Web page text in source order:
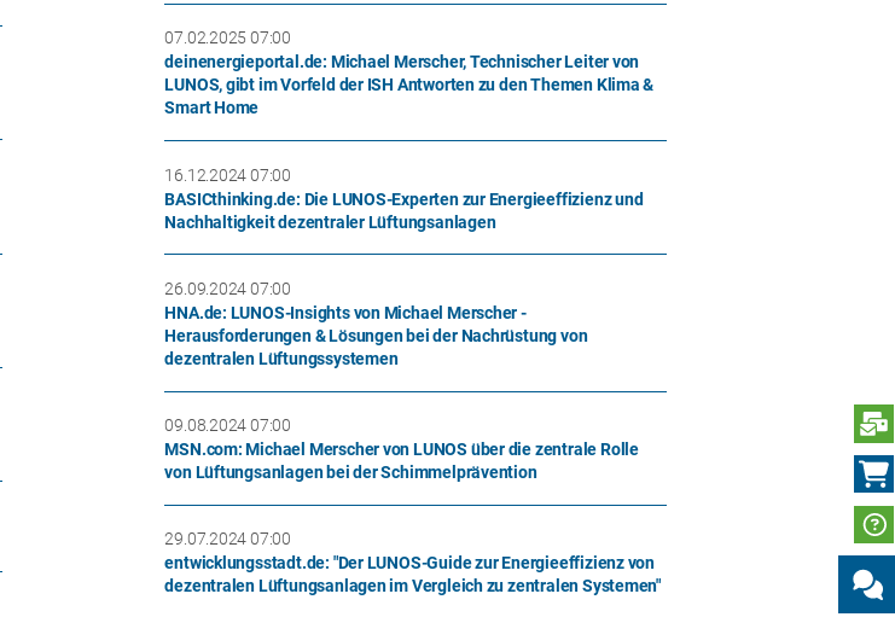
07.02.2025 07:00
deinenergieportal.de: Michael Merscher, Technischer Leiter von
LUNOS, gibt im Vorfeld der ISH Antworten zu den Themen Klima &
Smart Home
16.12.2024 07:00
BASICthinking.de: Die LUNOS-Experten zur Energieeffizienz und
Nachhaltigkeit dezentraler Lüftungsanlagen
26.09.2024 07:00
HNA.de: LUNOS-Insights von Michael Merscher -
Herausforderungen & Lösungen bei der Nachrüstung von
dezentralen Lüftungssystemen
09.08.2024 07:00
MSN.com: Michael Merscher von LUNOS über die zentrale Rolle
von Lüftungsanlagen bei der Schimmelprävention
29.07.2024 07:00
entwicklungsstadt.de: "Der LUNOS-Guide zur Energieeffizienz von
dezentralen Lüftungsanlagen im Vergleich zu zentralen Systemen"